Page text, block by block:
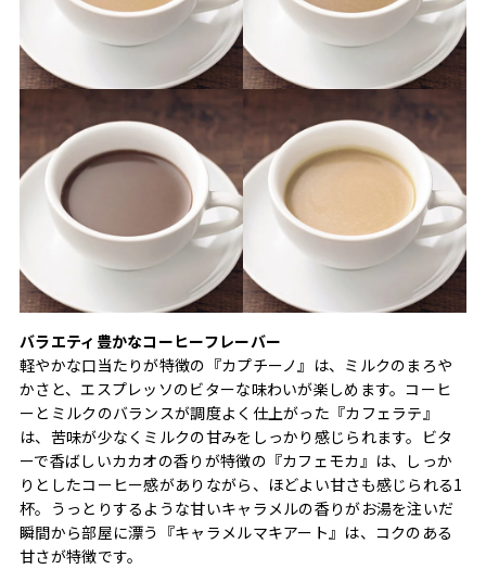
バラエティ豊かなコーヒーフレーバー
軽やかな口当たりが特徴の『カプチーノ』は、ミルクのまろや
かさと、エスプレッソのビターな味わいが楽しめます。コーヒ
ーとミルクのバランスが調度よく仕上がった『カフェラテ』
は、苦味が少なくミルクの甘みをしっかり感じられます。ビタ
ーで香ばしいカカオの香りが特徴の『カフェモカ』は、しっか
りとしたコーヒー感がありながら、ほどよい甘さも感じられる1
杯。うっとりするような甘いキャラメルの香りがお湯を注いだ
瞬間から部屋に漂う『キャラメルマキアート』は、コクのある
甘さが特徴です。